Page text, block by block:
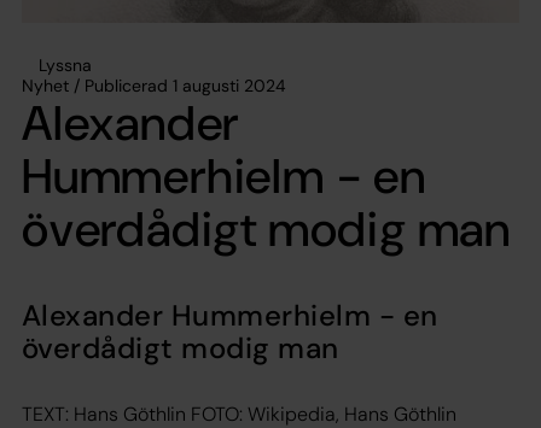
Lyssna
Nyhet / Publicerad 1 augusti 2024
Alexander
Hummerhielm - en
överdådigt modig man
Alexander Hummerhielm - en
överdådigt modig man
TEXT: Hans Göthlin FOTO: Wikipedia, Hans Göthlin